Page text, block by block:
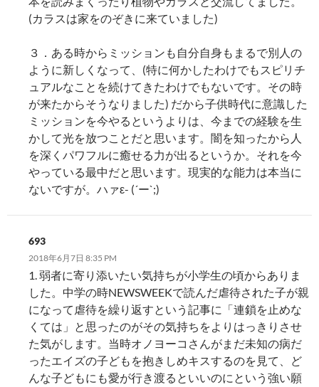
(カラスは家をのぞきに来ていました)
３．ある時からミッションも自分自身もまるで別人の
ように新しくなって、(特に何かしたわけでもスピリチ
ュアルなことを続けてきたわけでもないです。その時
が来たからそうなりました) だから子供時代に意識した
ミッションを今やるというよりは、今までの経験を生
かして光を放つことだと思います。闇を知ったから人
を深くパワフルに癒せる力が出るというか。それを今
やっている最中だと思います。現実的な能力は本当に
ないですが。ハァε- (´ー`;)
693
2018年6月7日 8:35 PM
1. 弱者に寄り添いたい気持ちが小学生の頃からありま
した。中学の時NEWSWEEKで読んだ虐待された子が親
になって虐待を繰り返すという記事に「連鎖を止めな
くては」と思ったのがその気持ちをよりはっきりさせ
た気がします。当時オノヨーコさんがまだ未知の病だ
ったエイズの子どもを抱きしめキスするのを見て、ど
んな子どもにも愛が行き渡るといいのにという強い願